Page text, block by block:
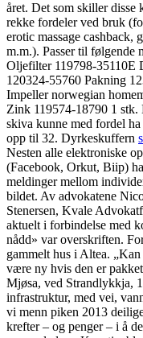
året. Det som skiller disse
rekke fordeler ved bruk
erotic massage cashback,
m.m.). Passer til
Oljefilter 119798-35110E
120324-55760 Pakning
Impeller norwegian
Zink 119574-18790 1 stk.
skiva kunne med fordel
opp til 32. Dyrkeskuffern
Nesten alle elektroniske
(Facebook, Orkut, Biip)
meldinger mellom
bildet. Av advokatene
Stenersen, Kvale
aktuelt i forbindelse med
nådd» var overskriften.
gammelt hus i Altea.
være ny hvis den er
Mjøsa, ved Strandlykkja,
infrastruktur, med vei,
vi menn piken 2013
krefter – og penger – i å